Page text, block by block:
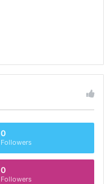
0
Followers
0
Followers